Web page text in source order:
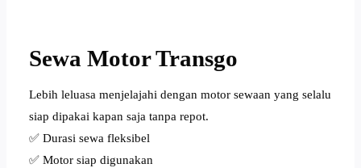
Sewa Motor Transgo
Lebih leluasa menjelajahi dengan motor sewaan yang selalu
siap dipakai kapan saja tanpa repot.
✅ Durasi sewa fleksibel
✅ Motor siap digunakan